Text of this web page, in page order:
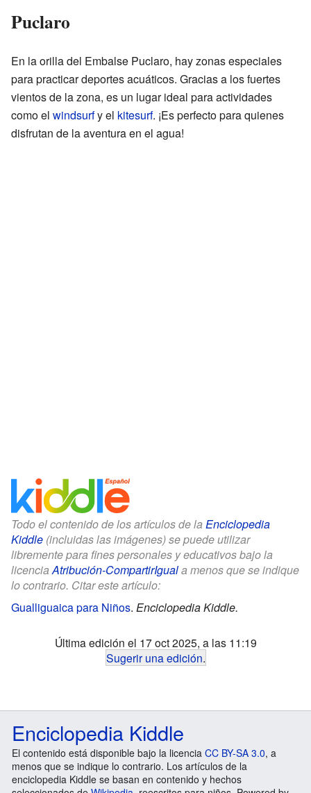
Puclaro
En la orilla del Embalse Puclaro, hay zonas especiales
para practicar deportes acuáticos. Gracias a los fuertes
vientos de la zona, es un lugar ideal para actividades
como el windsurfy el kitesurf. ¡Es perfecto para quienes
disfrutan de la aventura en el agua!
Todo el contenido de los artículos de la Enciclopedia
Kiddle (incluidas las imágenes) se puede utilizar
libremente para fines personales y educativos bajo la
licenciaAtribución-CompartirIguala menos que se indique
lo contrario. Citar este artículo:
Gualliguaica para Niños. Enciclopedia Kiddle.
Última edición el 17 oct 2025, a las 11:19
Sugerir una edición.
Enciclopedia Kiddle
El contenido está disponible bajo la licencia CC BY-SA 3.0, a
menos que se indique lo contrario. Los artículos de la
enciclopedia Kiddle se basan en contenido y hechos